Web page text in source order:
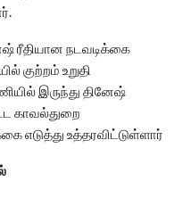
ரீதியான நடவடிக்கை
குற்றம் உறுதி
இருந்து தினேஷ்
காவல்துறை
எடுத்து உத்தரவிட்டுள்ளார்